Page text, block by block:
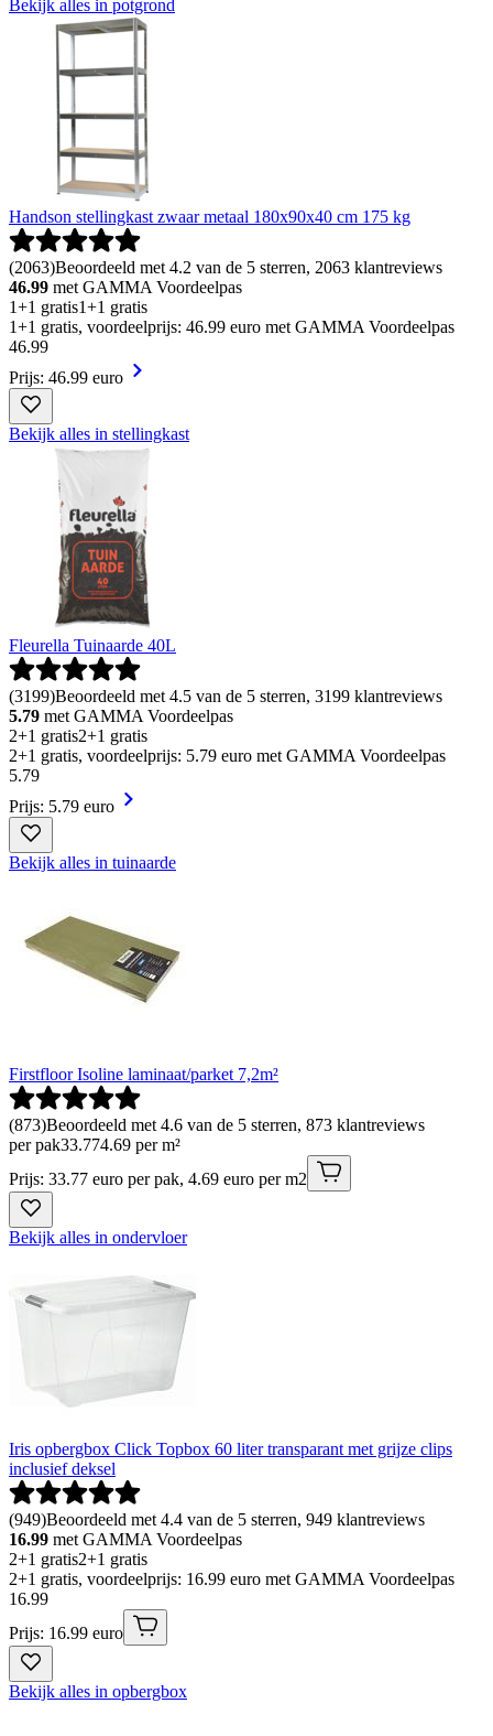
Bekijk alles in potgrond
Handson stellingkast zwaar metaal 180x90x40 cm 175 kg
(2063)Beoordeeld met 4.2 van de 5 sterren, 2063 klantreviews
46.99 met GAMMA Voordeelpas
1+1 gratis1+1 gratis
1+1 gratis, voordeelprijs: 46.99 euro met GAMMA Voordeelpas
46.99
Prijs: 46.99 euro
Bekijk alles in stellingkast
Fleurella Tuinaarde 40L
(3199)Beoordeeld met 4.5 van de 5 sterren, 3199 klantreviews
5.79 met GAMMA Voordeelpas
2+1 gratis2+1 gratis
2+1 gratis, voordeelprijs: 5.79 euro met GAMMA Voordeelpas
5.79
Prijs: 5.79 euro
Bekijk alles in tuinaarde
Firstfloor Isoline laminaat/parket 7,2m²
(873)Beoordeeld met 4.6 van de 5 sterren, 873 klantreviews
per pak33.774.69 per m²
Prijs: 33.77 euro per pak, 4.69 euro per m2
Bekijk alles in ondervloer
Iris opbergbox Click Topbox 60 liter transparant met grijze clips
inclusief deksel
(949)Beoordeeld met 4.4 van de 5 sterren, 949 klantreviews
16.99 met GAMMA Voordeelpas
2+1 gratis2+1 gratis
2+1 gratis, voordeelprijs: 16.99 euro met GAMMA Voordeelpas
16.99
Prijs: 16.99 euro
Bekijk alles in opbergbox